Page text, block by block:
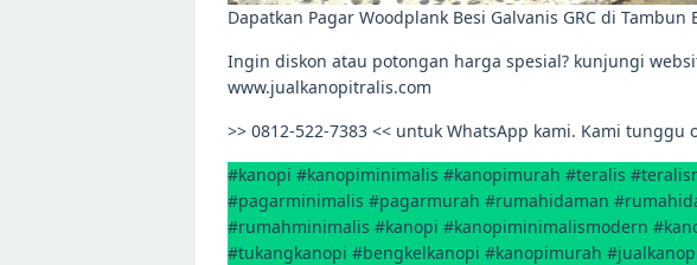
Dapatkan Pagar Woodplank Besi Galvanis GRC di
Ingin diskon atau potongan harga spesial? kunjungi
www.jualkanopitralis.com
>> 0812-522-7383 << untuk WhatsApp kami. Kami tunggu
#kanopi #kanopiminimalis #kanopimurah #teralis
#pagarminimalis #pagarmurah #rumahidaman
#rumahminimalis #kanopi #kanopiminimalismodern
#tukangkanopi #bengkelkanopi #kanopimurah